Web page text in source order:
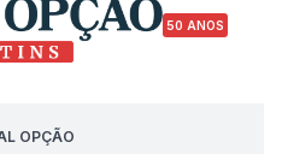
50 ANOS
OPÇÃO